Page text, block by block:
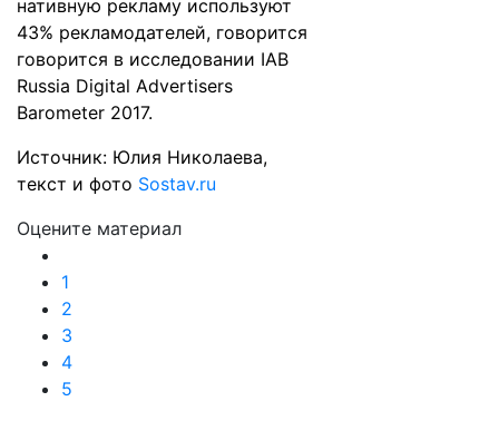
нативную рекламу используют
43% рекламодателей, говорится
говорится в исследовании IAB
Russia Digital Advertisers
Barometer 2017.
Источник: Юлия Николаева,
текст и фото Sostav.ru
Оцените материал
1
2
3
4
5